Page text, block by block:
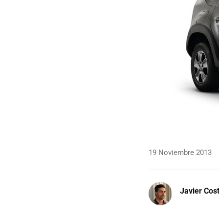
19 Noviembre 2013
Javier